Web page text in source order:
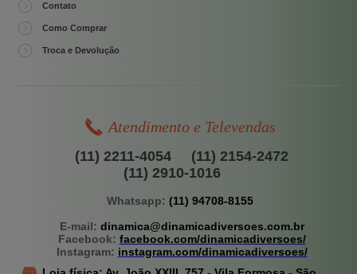
Contato
Como Comprar
Troca e Devolução
Atendimento e Televendas
(11) 2211-4054
(11) 2154-2472
(11) 2910-1016
Whatsapp: (11) 94708-8155
E-mail: dinamica@dinamicadiversoes.com.br
Facebook: facebook.com/dinamicadiversoes/
Instagram: instagram.com/dinamicadiversoes/